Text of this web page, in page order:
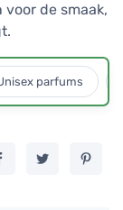
de smaak,
parfums